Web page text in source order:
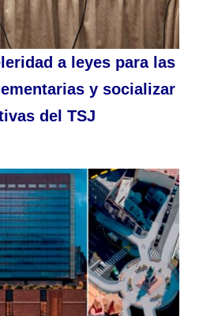
a leyes para las
y socializar
del TSJ